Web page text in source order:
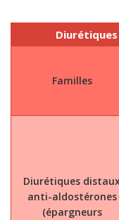
Familles
Diurétiques
anti-aldostérones
(épargneurs